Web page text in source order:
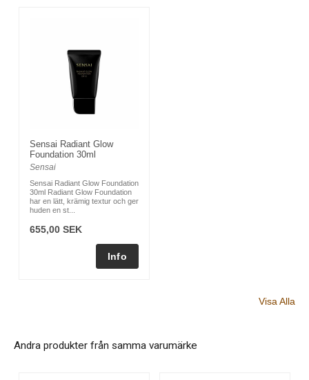
Sensai Radiant Glow
Foundation 30ml
Sensai
Sensai Radiant Glow Foundation
30ml Radiant Glow Foundation
har en lätt, krämig textur och ger
huden en st...
655,00 SEK
Visa Alla
Andra produkter från samma varumärke